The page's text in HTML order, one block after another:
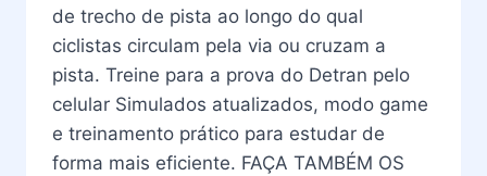
de trecho de pista ao longo do qual
ciclistas circulam pela via ou cruzam a
pista. Treine para a prova do Detran pelo
celular Simulados atualizados, modo game
e treinamento prático para estudar de
forma mais eficiente. FAÇA TAMBÉM OS